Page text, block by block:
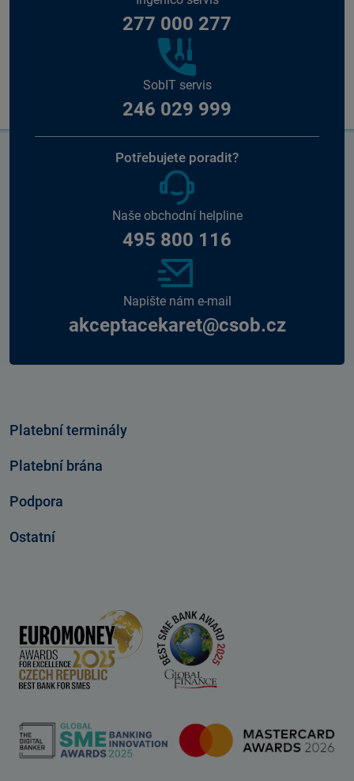
277 000 277
SobIT servis
246 029 999
Potřebujete poradit?
Naše obchodní helpline
495 800 116
Napište nám e-mail
akceptacekaret@csob.cz
Platební terminály
Platební brána
Podpora
Ostatní